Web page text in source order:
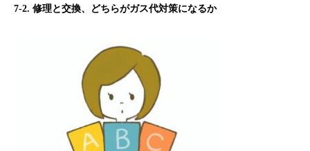
7-2. 修理と交換、どちらがガス代対策になるか